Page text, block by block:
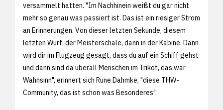
versammelt hatten. "Im Nachhinein weißt du gar nicht
mehr so genau was passiert ist. Das ist ein riesiger Strom
an Erinnerungen. Von dieser letzten Sekunde, diesem
letzten Wurf, der Meisterschale, dann in der Kabine. Dann
wird dir im Flugzeug gesagt, dass du auf ein Schiff gehst
und dann sind da überall Menschen im Trikot, das war
Wahnsinn", erinnert sich Rune Dahmke, "diese THW-
Community, das ist schon was Besonderes".